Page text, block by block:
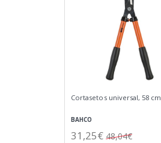
Cortasetos universal, 58 cm
BAHCO
31,25€ 48,04€